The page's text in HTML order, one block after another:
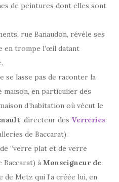
de peintures dont elles sont
rue Banaudon, révèle ses
en trompe l’œil datant
se lasse pas de raconter la
en particulier des
d’habitation où vécut le
, directeur des Verreries
de Baccarat).
“verre plat et de verre
Baccarat) à Monseigneur de
de Metz qui l’a créée lui, en